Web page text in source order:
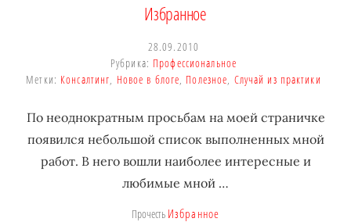
Избранное
28.09.2010
Рубрика: Профессиональное
Метки: Консалтинг Новое в блоге Полезное Случай из практики
По неоднократным просьбам на моей страничке
появился небольшой список выполненных мной
работ. В него вошли наиболее интересные и
любимые мной …
Прочесть Избранное